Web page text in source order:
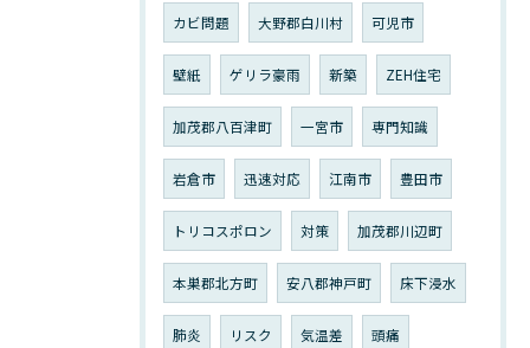
カビ問題 大野郡白川村 可児市
壁紙 ゲリラ豪雨 新築 ZEH住宅
加茂郡八百津町 一宮市 専門知識
岩倉市 迅速対応 江南市 豊田市
トリコスポロン 対策 加茂郡川辺町
本巣郡北方町 安八郡神戸町 床下浸水
肺炎 リスク 気温差 頭痛